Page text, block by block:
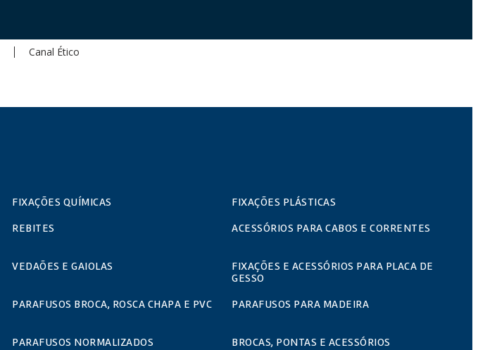
Canal Ético
FIXAÇÕES QUÍMICAS
FIXAÇÕES PLÁSTICAS
REBITES ACESSÓRIOS PARA CABOS E CORRENTES
VEDAÕES E GAIOLAS
FIXAÇÕES E ACESSÓRIOS PARA PLACA DE
GESSO
PARAFUSOS BROCA, ROSCA CHAPA E PVC PARAFUSOS PARA MADEIRA
PARAFUSOS NORMALIZADOS BROCAS, PONTAS E ACESSÓRIOS